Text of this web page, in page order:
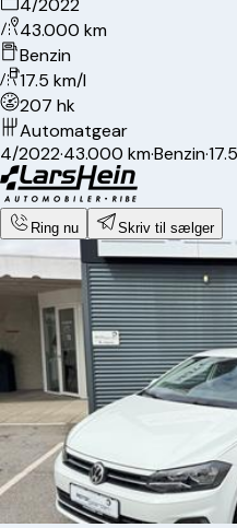
4/2022
43.000 km
Benzin
17.5 km/l
207 hk
Automatgear
4/2022·43.000 km·Benzin·
Ring nu Skriv til sælger